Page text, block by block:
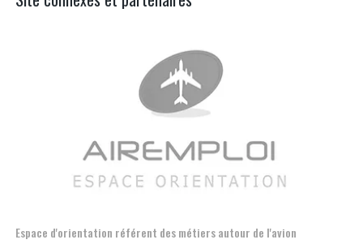
Formation et l'insertion de personnes en situation de